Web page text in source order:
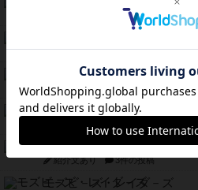
2件の投稿
紹介文あり 1件の投稿
クルティボ
紹介文なし 1件の投稿
1809
ファースト・イン・フライト
紹介文あり 3件の投稿
モズビ－ズ・レイダ－ズ